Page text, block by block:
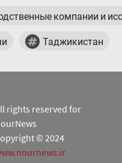
компании и
Таджикистан
rights reserved for
© 2024